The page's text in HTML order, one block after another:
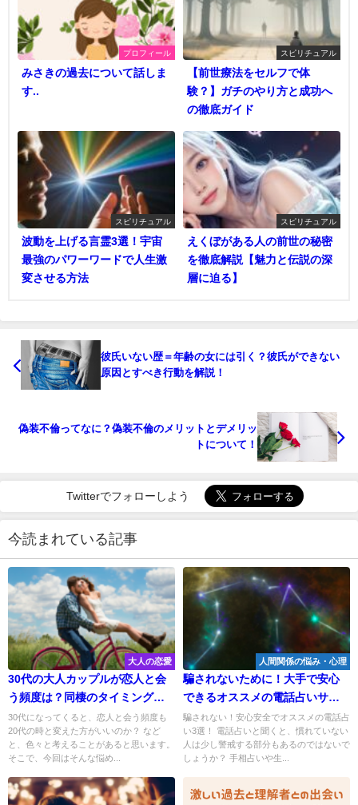
プロフィール
みさきの過去について話しま
す..
スピリチュアル
【前世療法をセルフで体
験？】ガチのやり方と成功へ
の徹底ガイド
スピリチュアル
波動を上げる言霊3選！宇宙
最強のパワーワードで人生激
変させる方法
スピリチュアル
えくぼがある人の前世の秘密
を徹底解説【魅力と伝説の深
層に迫る】
彼氏いない歴＝年齢の女には引く？彼氏ができない
原因とすべき行動を解説！
偽装不倫ってなに？偽装不倫のメリットとデメリッ
トについて！
Twitterでフォローしよう
今読まれている記事
大人の恋愛
30代の大人カップルが恋人と会
う頻度は？同棲のタイミングも
解説！
30代になってくると、恋人と会う頻度も
20代の時と変えた方がいいのか？ など
と、色々と考えることがあると思います。
そこで、今回はそんな悩め...
人間関係の悩み・心理
騙されないために！大手で安心
できるオススメの電話占いサイ
トを公開！
騙されない！安心安全でオススメの電話占
い3選！ 電話占いと聞くと、慣れていない
人は少し警戒する部分もあるのではないで
しょうか？ 手相占いや生...